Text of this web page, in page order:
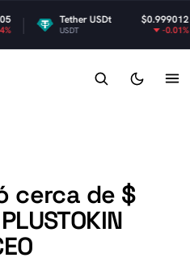
Tether USDt $0.999012
USDT
cerca de $